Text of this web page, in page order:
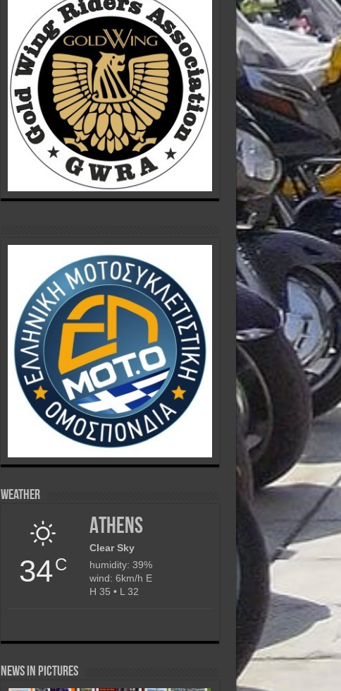
Weather
34C
Athens
Clear Sky
humidity: 39%
wind: 6km/h E
H 35 • L 32
News in Pictures